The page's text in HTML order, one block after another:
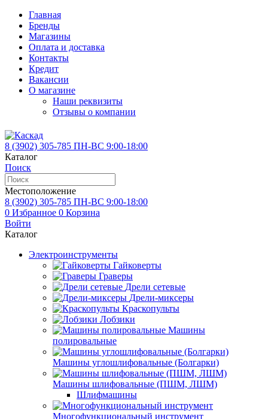
Главная
Бренды
Магазины
Оплата и доставка
Контакты
Кредит
Вакансии
О магазине
Наши реквизиты
Отзывы о компании
8 (3902) 305-785 ПН-ВС 9:00-18:00
Каталог
Поиск
Местоположение
8 (3902) 305-785 ПН-ВС 9:00-18:00
0 Избранное 0 Корзина
Войти
Каталог
Электроинструменты
Гайковерты
Граверы
Дрели сетевые
Дрели-миксеры
Краскопульты
Лобзики
Машины
полировальные
Машины углошлифовальные (Болгарки)
Машины шлифовальные (ПШМ, ЛШМ)
Шлифмашины
Многофункциональный инструмент